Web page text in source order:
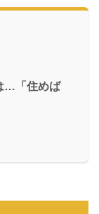
…「住めば